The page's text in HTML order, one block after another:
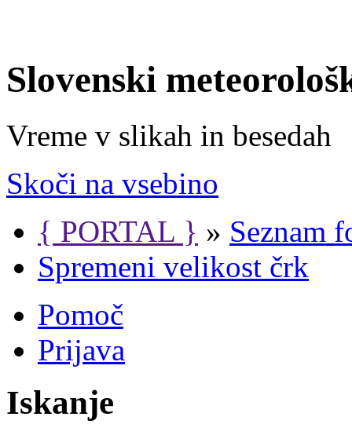
Slovenski
Vreme v slikah in besedah
Skoči na vsebino
{ PORTAL } » Seznam
Spremeni velikost črk
Pomoč
Prijava
Iskanje